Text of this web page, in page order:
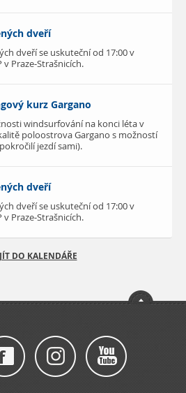
dveří
dveří se uskuteční od 17:00 v
Praze-Strašnicích.
kurz Gargano
windsurfování na konci léta v
poloostrova Gargano s možností
jezdí sami).
dveří
dveří se uskuteční od 17:00 v
Praze-Strašnicích.
DO KALENDÁŘE